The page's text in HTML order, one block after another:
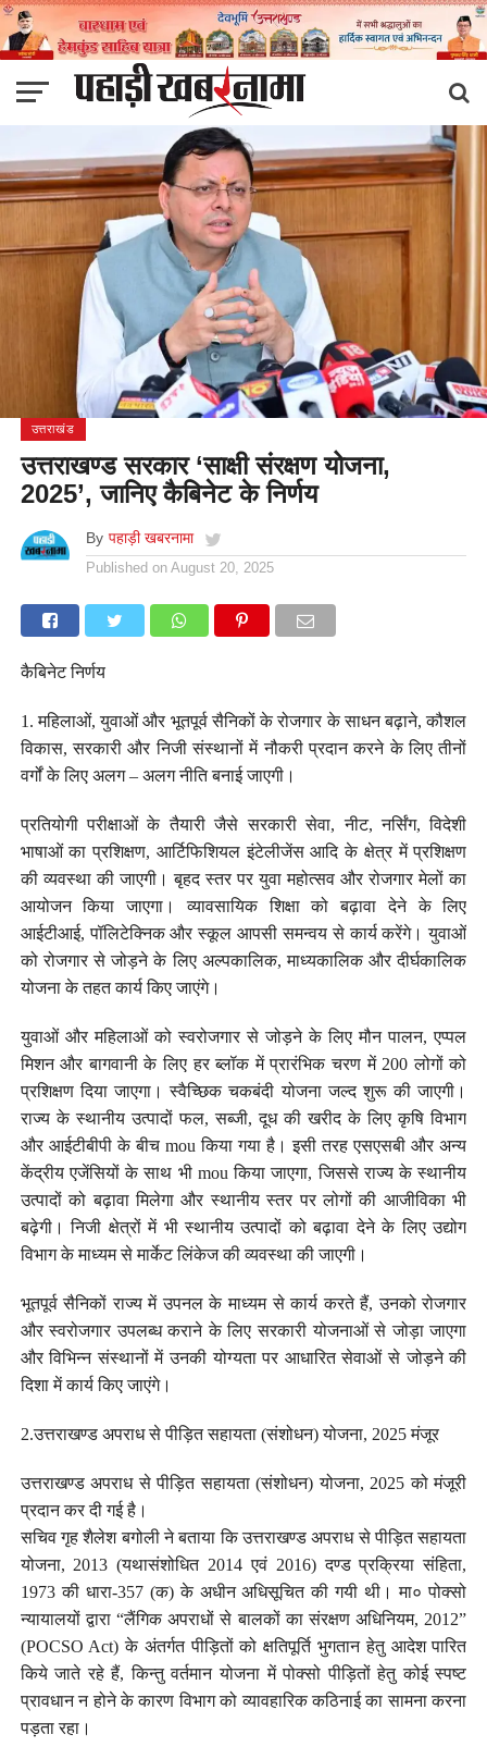
उत्तराखंड
उत्तराखण्ड सरकार ‘साक्षी संरक्षण योजना,
2025’, जानिए कैबिनेट के निर्णय
By पहाड़ी खबरनामा
Published on August 20, 2025
कैबिनेट निर्णय
1. महिलाओं, युवाओं और भूतपूर्व सैनिकों के रोजगार के साधन बढ़ाने, कौशल
विकास, सरकारी और निजी संस्थानों में नौकरी प्रदान करने के लिए तीनों
वर्गों के लिए अलग – अलग नीति बनाई जाएगी।
प्रतियोगी परीक्षाओं के तैयारी जैसे सरकारी सेवा, नीट, नर्सिंग, विदेशी
भाषाओं का प्रशिक्षण, आर्टिफिशियल इंटेलीजेंस आदि के क्षेत्र में प्रशिक्षण
की व्यवस्था की जाएगी। बृहद स्तर पर युवा महोत्सव और रोजगार मेलों का
आयोजन किया जाएगा। व्यावसायिक शिक्षा को बढ़ावा देने के लिए
आईटीआई, पॉलिटेक्निक और स्कूल आपसी समन्वय से कार्य करेंगे। युवाओं
को रोजगार से जोड़ने के लिए अल्पकालिक, माध्यकालिक और दीर्घकालिक
योजना के तहत कार्य किए जाएंगे।
युवाओं और महिलाओं को स्वरोजगार से जोड़ने के लिए मौन पालन, एप्पल
मिशन और बागवानी के लिए हर ब्लॉक में प्रारंभिक चरण में 200 लोगों को
प्रशिक्षण दिया जाएगा। स्वैच्छिक चकबंदी योजना जल्द शुरू की जाएगी।
राज्य के स्थानीय उत्पादों फल, सब्जी, दूध की खरीद के लिए कृषि विभाग
और आईटीबीपी के बीच mou किया गया है। इसी तरह एसएसबी और अन्य
केंद्रीय एजेंसियों के साथ भी mou किया जाएगा, जिससे राज्य के स्थानीय
उत्पादों को बढ़ावा मिलेगा और स्थानीय स्तर पर लोगों की आजीविका भी
बढ़ेगी। निजी क्षेत्रों में भी स्थानीय उत्पादों को बढ़ावा देने के लिए उद्योग
विभाग के माध्यम से मार्केट लिंकेज की व्यवस्था की जाएगी।
भूतपूर्व सैनिकों राज्य में उपनल के माध्यम से कार्य करते हैं, उनको रोजगार
और स्वरोजगार उपलब्ध कराने के लिए सरकारी योजनाओं से जोड़ा जाएगा
और विभिन्न संस्थानों में उनकी योग्यता पर आधारित सेवाओं से जोड़ने की
दिशा में कार्य किए जाएंगे।
2.उत्तराखण्ड अपराध से पीड़ित सहायता (संशोधन) योजना, 2025 मंजूर
उत्तराखण्ड अपराध से पीड़ित सहायता (संशोधन) योजना, 2025 को मंजूरी
प्रदान कर दी गई है।
सचिव गृह शैलेश बगोली ने बताया कि उत्तराखण्ड अपराध से पीड़ित सहायता
योजना, 2013 (यथासंशोधित 2014 एवं 2016) दण्ड प्रक्रिया संहिता,
1973 की धारा-357 (क) के अधीन अधिसूचित की गयी थी। मा० पोक्सो
न्यायालयों द्वारा “लैंगिक अपराधों से बालकों का संरक्षण अधिनियम, 2012”
(POCSO Act) के अंतर्गत पीड़ितों को क्षतिपूर्ति भुगतान हेतु आदेश पारित
किये जाते रहे हैं, किन्तु वर्तमान योजना में पोक्सो पीड़ितों हेतु कोई स्पष्ट
प्रावधान न होने के कारण विभाग को व्यावहारिक कठिनाई का सामना करना
पड़ता रहा।